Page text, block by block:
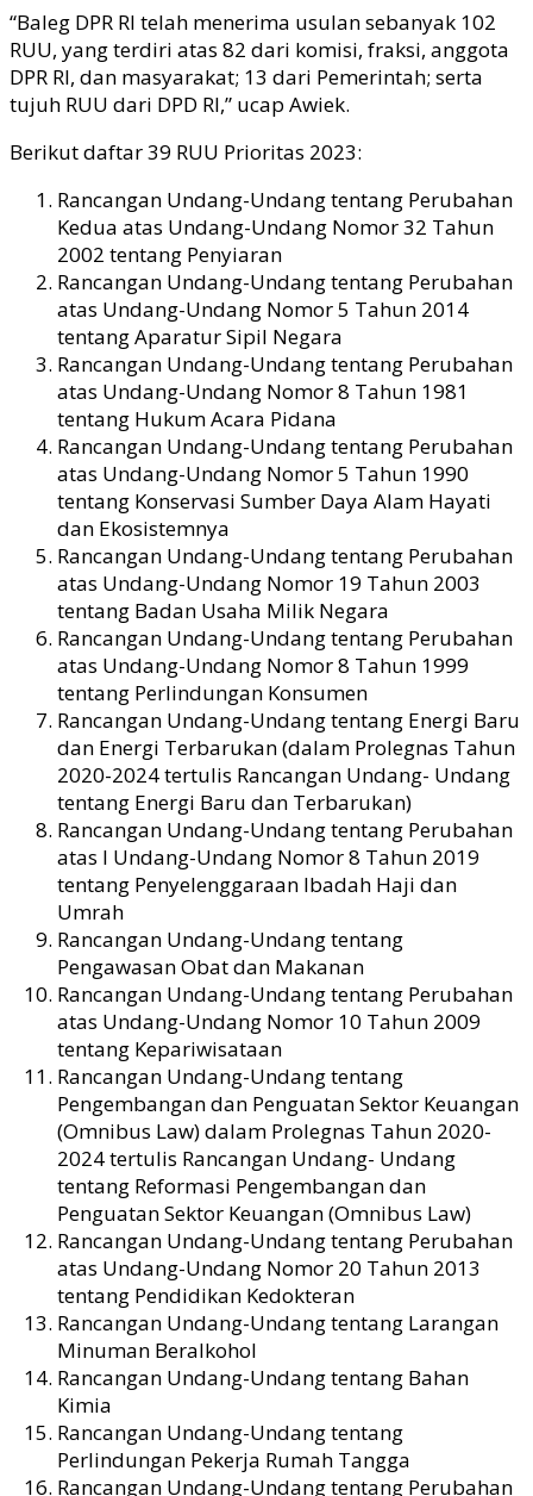
“Baleg DPR RI telah menerima usulan sebanyak 102
RUU, yang terdiri atas 82 dari komisi, fraksi, anggota
DPR RI, dan masyarakat; 13 dari Pemerintah; serta
tujuh RUU dari DPD RI,” ucap Awiek.
Berikut daftar 39 RUU Prioritas 2023:
Rancangan Undang-Undang tentang Perubahan
Kedua atas Undang-Undang Nomor 32 Tahun
2002 tentang Penyiaran
Rancangan Undang-Undang tentang Perubahan
atas Undang-Undang Nomor 5 Tahun 2014
tentang Aparatur Sipil Negara
Rancangan Undang-Undang tentang Perubahan
atas Undang-Undang Nomor 8 Tahun 1981
tentang Hukum Acara Pidana
Rancangan Undang-Undang tentang Perubahan
atas Undang-Undang Nomor 5 Tahun 1990
tentang Konservasi Sumber Daya Alam Hayati
dan Ekosistemnya
Rancangan Undang-Undang tentang Perubahan
atas Undang-Undang Nomor 19 Tahun 2003
tentang Badan Usaha Milik Negara
Rancangan Undang-Undang tentang Perubahan
atas Undang-Undang Nomor 8 Tahun 1999
tentang Perlindungan Konsumen
Rancangan Undang-Undang tentang Energi Baru
dan Energi Terbarukan (dalam Prolegnas Tahun
2020-2024 tertulis Rancangan Undang- Undang
tentang Energi Baru dan Terbarukan)
Rancangan Undang-Undang tentang Perubahan
atas I Undang-Undang Nomor 8 Tahun 2019
tentang Penyelenggaraan Ibadah Haji dan
Umrah
Rancangan Undang-Undang tentang
Pengawasan Obat dan Makanan
Rancangan Undang-Undang tentang Perubahan
atas Undang-Undang Nomor 10 Tahun 2009
tentang Kepariwisataan
Rancangan Undang-Undang tentang
Pengembangan dan Penguatan Sektor Keuangan
(Omnibus Law) dalam Prolegnas Tahun 2020-
2024 tertulis Rancangan Undang- Undang
tentang Reformasi Pengembangan dan
Penguatan Sektor Keuangan (Omnibus Law)
Rancangan Undang-Undang tentang Perubahan
atas Undang-Undang Nomor 20 Tahun 2013
tentang Pendidikan Kedokteran
Rancangan Undang-Undang tentang Larangan
Minuman Beralkohol
Rancangan Undang-Undang tentang Bahan
Kimia
Rancangan Undang-Undang tentang
Perlindungan Pekerja Rumah Tangga
Rancangan Undang-Undang tentang Perubahan